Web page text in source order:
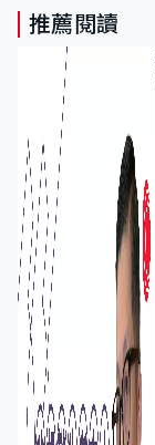
推薦閱讀